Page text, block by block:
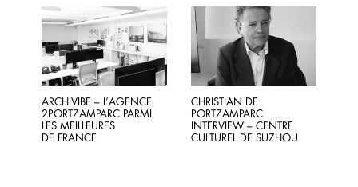
ARCHIVIBE – L’AGENCE
2PORTZAMPARC PARMI
LES MEILLEURES
DE FRANCE
CHRISTIAN DE
PORTZAMPARC
INTERVIEW – CENTRE
CULTUREL DE SUZHOU